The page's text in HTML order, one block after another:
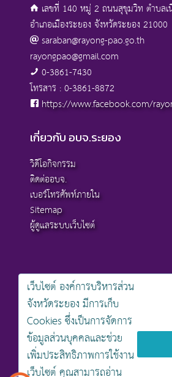
เลขที่ 140 หมู่ 2 ถนนสุขุมวิท ตำบล
อำเภอเมืองระยอง จังหวัดระยอง 21000
saraban@rayong-pao.go.th
rayongpao@gmail.com
0-3861-7430
โทรสาร : 0-3861-8872
https://www.facebook.com/
เกี่ยวกับ อบจ.ระยอง
วิดีโอกิจกรรม
ติดต่ออบจ.
เบอร์โทรศัพท์ภายใน
Sitemap
ผู้ดูแลระบบเว็บไซต์
สงวนลิขสิทธิ์ © 2568 , องค์การบริหาร
นโยบายการคุ้มครองข้อมูลส่วนบุคคล
นโยบายการรักษาความมั่นคงปลอดภัยเว็บไซต์
นโยบายเว็บไซต์ขององค์การบริหารส่วนจังหวัดร
ออกแบบเว็บไซต์โดย
เว็บไซต์ องค์การบริหารส่วน
จังหวัดระยอง มีการเก็บ
Cookies ซึ่งเป็นการจัดการ
ข้อมูลส่วนบุคคลและช่วย
เพิ่มประสิทธิภาพการใช้งาน
เว็บไซต์ คุณสามารถอ่าน